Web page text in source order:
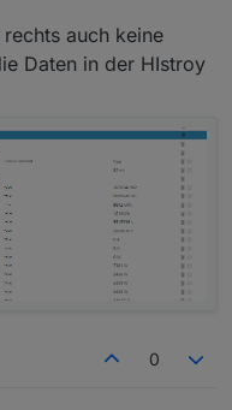
auch keine
Daten in der HIstroy
0